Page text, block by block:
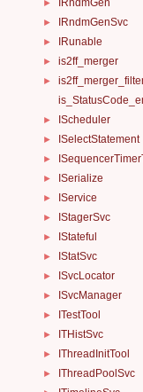
► IRndmGen
► IRndmGenSvc
► IRunable
► is2ff_merger
►
► IScheduler
► ISelectStatement
►
► ISerialize
► IService
► IStagerSvc
► IStateful
► IStatSvc
► ISvcLocator
► ISvcManager
► ITestTool
► ITHistSvc
► IThreadInitTool
► IThreadPoolSvc